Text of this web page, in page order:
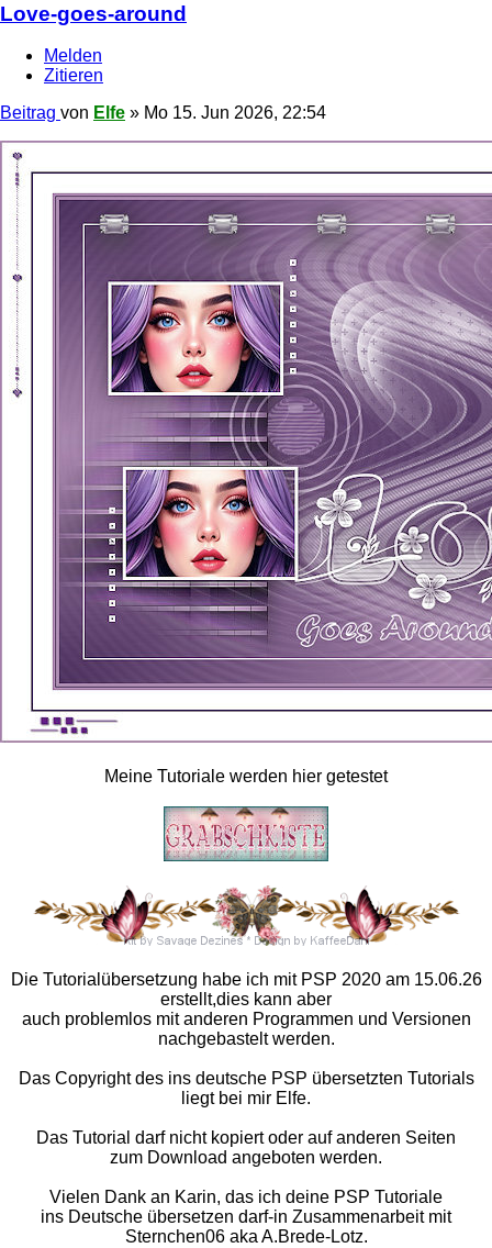
Love-goes-around
Melden
Zitieren
Beitrag von Elfe » Mo 15. Jun 2026, 22:54
Meine Tutoriale werden hier getestet
Die Tutorialübersetzung habe ich mit PSP 2020 am 15.06.26
erstellt,dies kann aber
auch problemlos mit anderen Programmen und Versionen
nachgebastelt werden.
Das Copyright des ins deutsche PSP übersetzten Tutorials
liegt bei mir Elfe.
Das Tutorial darf nicht kopiert oder auf anderen Seiten
zum Download angeboten werden.
Vielen Dank an Karin, das ich deine PSP Tutoriale
ins Deutsche übersetzen darf-in Zusammenarbeit mit
Sternchen06 aka A.Brede-Lotz.